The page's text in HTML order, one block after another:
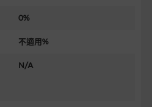
0%
不適用%
N/A